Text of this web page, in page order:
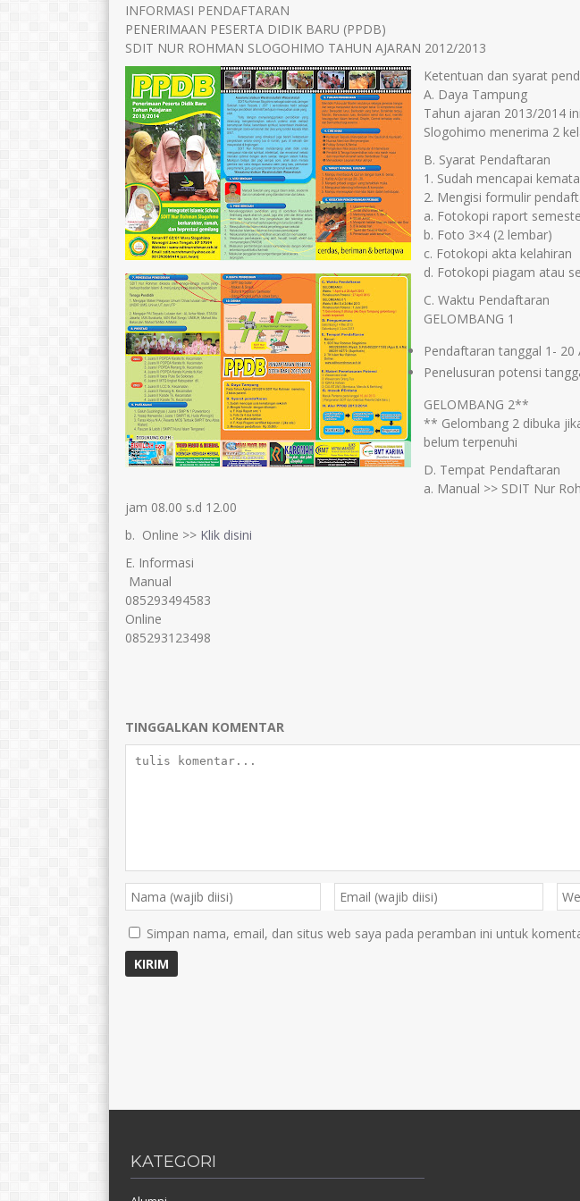
INFORMASI PENDAFTARAN
PENERIMAAN PESERTA DIDIK BARU (PPDB)
SDIT NUR ROHMAN SLOGOHIMO TAHUN AJARAN 2012/2013
Ketentuan dan syarat
A. Daya Tampung
Tahun ajaran 2013/2014
Slogohimo menerima 2
B. Syarat Pendaftaran
1. Sudah mencapai
2. Mengisi formulir
a. Fotokopi raport
b. Foto 3×4 (2 lembar)
c. Fotokopi akta kelahiran
d. Fotokopi piagam atau
C. Waktu Pendaftaran
GELOMBANG 1
Pendaftaran tanggal 1- 20
Penelusuran potensi
GELOMBANG 2**
** Gelombang 2 dibuka
belum terpenuhi
D. Tempat Pendaftaran
a. Manual >> SDIT Nur
jam 08.00 s.d 12.00
b. Online >> Klik disini
E. Informasi
Manual
085293494583
Online
085293123498
TINGGALKAN KOMENTAR
Simpan nama, email, dan situs web saya pada peramban ini untuk
wonogir, 25 april 1978
Islam
GTY
PAI
AGAMA
Islam
STAT
GTY
GTK
Kepala Sekolah
KATEGORI